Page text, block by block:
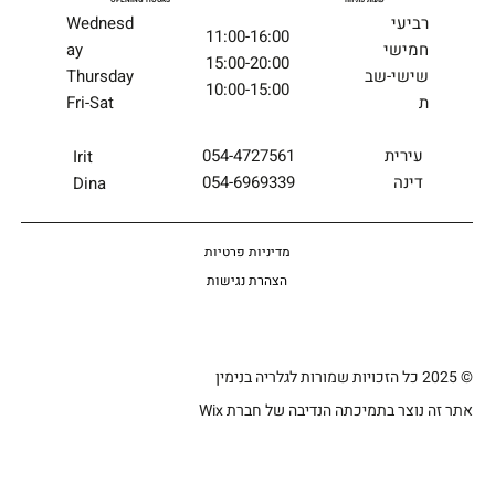
Irit
Dina
054-4727561
054-6969339
עירית
דינה
Wednesd
ay
Thursday
Fri-Sat
11:00-16:00
15:00-20:00
10:00-15:00
רביעי
חמישי
שישי-שב
ת
מדיניות פרטיות
הצהרת נגישות
אתר זה נוצר בתמיכתה הנדיבה של חברת Wix
© 2025 כל הזכויות שמורות לגלריה בנימין